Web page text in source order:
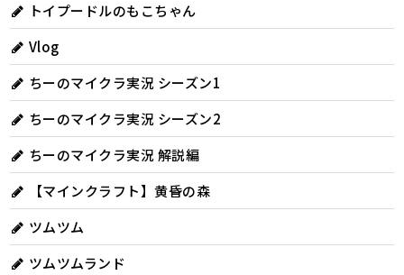
トイプードルのもこちゃん
Vlog
ちーのマイクラ実況 シーズン1
ちーのマイクラ実況 シーズン2
ちーのマイクラ実況 解説編
【マインクラフト】黄昏の森
ツムツム
ツムツムランド